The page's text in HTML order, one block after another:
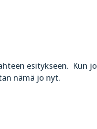
esitykseen. Kun
nämä jo nyt.